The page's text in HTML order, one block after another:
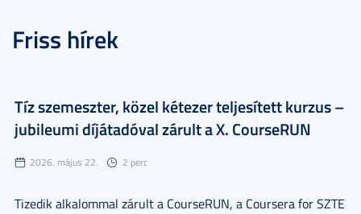
Friss hírek
Tíz szemeszter, közel kétezer teljesített kurzus –
jubileumi díjátadóval zárult a X. CourseRUN
2026. május 22. 2 perc
Tizedik alkalommal zárult a CourseRUN, a Coursera for SZTE